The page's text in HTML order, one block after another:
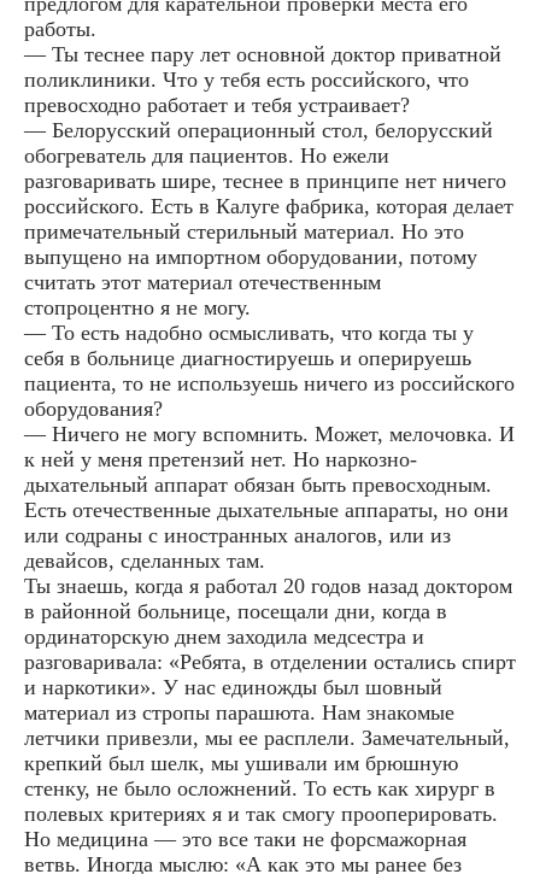
работы.
— Ты теснее пару лет основной доктор приватной
поликлиники. Что у тебя есть российского, что
превосходно работает и тебя устраивает?
— Белорусский операционный стол, белорусский
обогреватель для пациентов. Но ежели
разговаривать шире, теснее в принципе нет ничего
российского. Есть в Калуге фабрика, которая делает
примечательный стерильный материал. Но это
выпущено на импортном оборудовании, потому
считать этот материал отечественным
стопроцентно я не могу.
— То есть надобно осмысливать, что когда ты у
себя в больнице диагностируешь и оперируешь
пациента, то не используешь ничего из российского
оборудования?
— Ничего не могу вспомнить. Может, мелочовка. И
к ней у меня претензий нет. Но наркозно-
дыхательный аппарат обязан быть превосходным.
Есть отечественные дыхательные аппараты, но они
или содраны с иностранных аналогов, или из
девайсов, сделанных там.
Ты знаешь, когда я работал 20 годов назад доктором
в районной больнице, посещали дни, когда в
ординаторскую днем заходила медсестра и
разговаривала: «Ребята, в отделении остались спирт
и наркотики». У нас единожды был шовный
материал из стропы парашюта. Нам знакомые
летчики привезли, мы ее расплели. Замечательный,
крепкий был шелк, мы ушивали им брюшную
стенку, не было осложнений. То есть как хирург в
полевых критериях я и так смогу прооперировать.
Но медицина — это все таки не форсмажорная
ветвь. Иногда мыслю: «А как это мы ранее без